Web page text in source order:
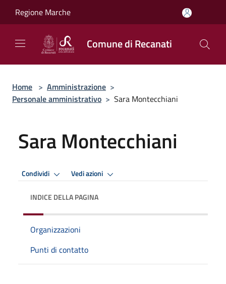
Regione Marche
Comune di Recanati
Home > Amministrazione >
Personale amministrativo > Sara Montecchiani
Sara Montecchiani
Condividi Vedi azioni
INDICE DELLA PAGINA
Organizzazioni
Punti di contatto